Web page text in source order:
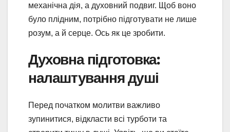
механічна дія, а духовний подвиг. Щоб воно
було плідним, потрібно підготувати не лише
розум, а й серце. Ось як це зробити.
Духовна підготовка:
налаштування душі
Перед початком молитви важливо
зупинитися, відкласти всі турботи та